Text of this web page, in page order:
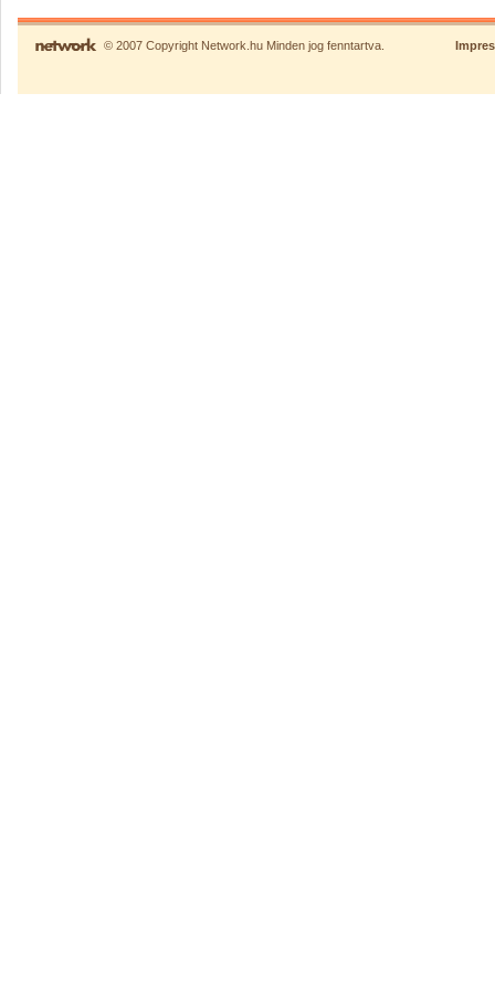
© 2007 Copyright Network.hu Minden jog fenntartva.